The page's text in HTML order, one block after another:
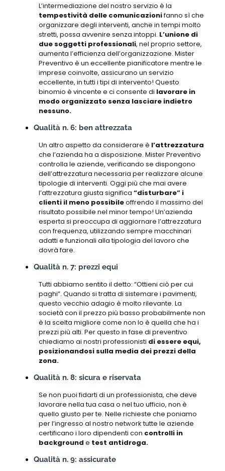
L’intermediazione del nostro servizio è la
tempestività delle comunicazionifanno sì che
organizzare degli interventi, anche in tempi molto
stretti, possa avvenire senza intoppi. L’unione di
due soggetti professionali, nel proprio settore,
aumenta l’efficienza dell’organizzazione. Mister
Preventivo è un eccellente pianificatore mentre le
imprese coinvolte, assicurano un servizio
eccellente, in tutti i tipi di intervento! Questo
binomio è vincente e ci consente di lavorare in
modo organizzato senza lasciare indietro
nessuno.
Qualità n. 6: ben attrezzata
Un altro aspetto da considerare è l’attrezzatura
che l’azienda ha a disposizione. Mister Preventivo
controlla le aziende, verificando se dispongono
dell’attrezzatura necessaria per realizzare alcune
tipologie di interventi. Oggi più che mai avere
l’attrezzatura giusta significa “disturbare” i
clienti il meno possibileoffrendo il massimo del
risultato possibile nel minor tempo! Un’azienda
esperta si preoccupa di aggiornare l’attrezzatura
con frequenza, utilizzando sempre macchinari
adatti e funzionali alla tipologia del lavoro che
dovrà fare.
Qualità n. 7: prezzi equi
Tutti abbiamo sentito il detto: “Ottieni ciò per cui
paghi”. Quando si tratta di sistemare i pavimenti,
questo vecchio adagio è molto rilevante. La
società con il prezzo più basso probabilmente non
è la scelta migliore come non lo è quella che ha i
prezzi più alti. Per questo in fase di preventivo
chiediamo ai nostri professionisti di essere equi,
posizionandosi sulla media dei prezzi della
zona.
Qualità n. 8: sicura e riservata
Se non puoi fidarti di un professionista, che deve
lavorare nella tua casa o nel tuo ufficio, non è
quello giusto per te. Nelle richieste che poniamo
per l’ingresso al nostro network tutte le aziende
certificano i loro dipendenti con controlli in
background e test antidroga.
Qualità n. 9: assicurate